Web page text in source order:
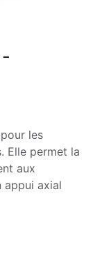
les
Elle permet la
aux
appui axial